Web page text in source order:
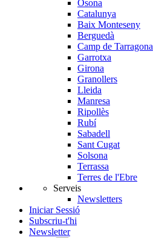
Osona
Catalunya
Baix Monteseny
Berguedà
Camp de Tarragona
Garrotxa
Girona
Granollers
Lleida
Manresa
Ripollès
Rubí
Sabadell
Sant Cugat
Solsona
Terrassa
Terres de l'Ebre
Serveis
Newsletters
Iniciar Sessió
Subscriu-t'hi
Newsletter